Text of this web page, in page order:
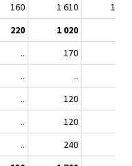
160 1 610
120
220 1 020
.. 170
.. ..
.. 120
.. 120
.. 240